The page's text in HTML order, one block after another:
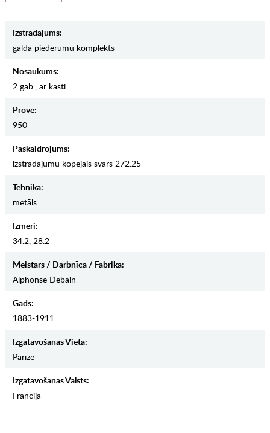
Izstrādājums:
galda piederumu komplekts
Nosaukums:
2 gab., ar kasti
Prove:
950
Paskaidrojums:
izstrādājumu kopējais svars 272.25
Tehnika:
metāls
Izmēri:
34.2, 28.2
Meistars / Darbnīca / Fabrika:
Alphonse Debain
Gads:
1883-1911
Izgatavošanas Vieta:
Parīze
Izgatavošanas Valsts:
Francija